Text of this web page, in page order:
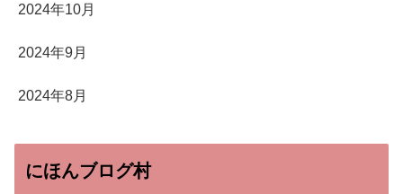
2024年10月
2024年9月
2024年8月
にほんブログ村